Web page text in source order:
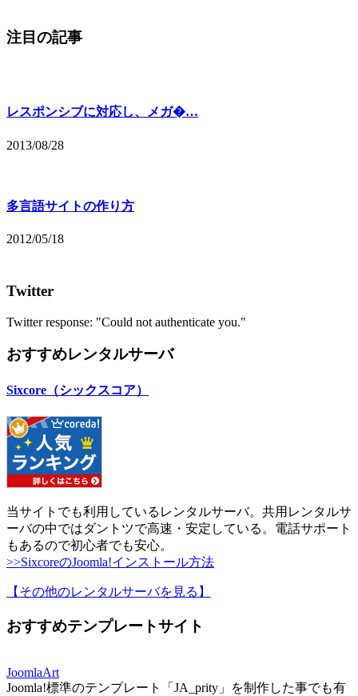
注目の記事
レスポンシブに対応し、メガ�…
2013/08/28
多言語サイトの作り方
2012/05/18
Twitter
Twitter response: "Could not authenticate you."
おすすめレンタルサーバ
Sixcore（シックスコア）
当サイトでも利用しているレンタルサーバ。共用レンタルサ
ーバの中ではダントツで高速・安定している。電話サポート
もあるので初心者でも安心。
>>SixcoreのJoomla!インストール方法
【その他のレンタルサーバを見る 】
おすすめテンプレートサイト
JoomlaArt
Joomla!標準のテンプレート「JA_prity」を制作した事でも有